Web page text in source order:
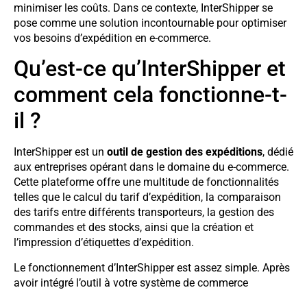
minimiser les coûts. Dans ce contexte, InterShipper se
pose comme une solution incontournable pour optimiser
vos besoins d’expédition en e-commerce.
Qu’est-ce qu’InterShipper et
comment cela fonctionne-t-
il ?
InterShipper est un outil de gestion des expéditions, dédié
aux entreprises opérant dans le domaine du e-commerce.
Cette plateforme offre une multitude de fonctionnalités
telles que le calcul du tarif d’expédition, la comparaison
des tarifs entre différents transporteurs, la gestion des
commandes et des stocks, ainsi que la création et
l’impression d’étiquettes d’expédition.
Le fonctionnement d’InterShipper est assez simple. Après
avoir intégré l’outil à votre système de commerce